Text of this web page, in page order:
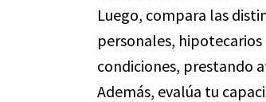
Luego, compara las
personales,
condiciones, prestando
Además, evalúa tu